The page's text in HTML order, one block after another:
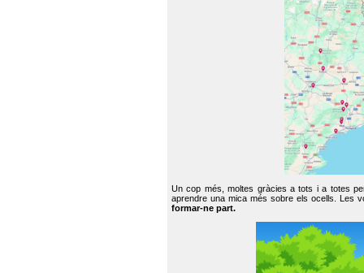
Un cop més, moltes gràcies a tots i a totes
aprendre una mica més sobre els ocells. Les
formar-ne part.